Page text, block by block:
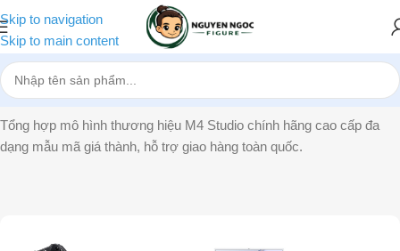
Skip to navigation
Skip to main content
Trang chủ»M4 Studio
Tổng hợp mô hình thương hiệu M4 Studio chính hãng cao cấp đa
dạng mẫu mã giá thành, hỗ trợ giao hàng toàn quốc.